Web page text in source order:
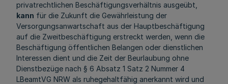
privatrechtlichen Beschäftigungsverhältnis ausgeübt,
kann für die Zukunft die Gewährleistung der
Versorgungsanwartschaft aus der Hauptbeschäftigung
auf die Zweitbeschäftigung erstreckt werden, wenn die
Beschäftigung öffentlichen Belangen oder dienstlichen
Interessen dient und die Zeit der Beurlaubung ohne
Dienstbezüge nach § 6 Absatz 1 Satz 2 Nummer 4
LBeamtVG NRW als ruhegehaltfähig anerkannt wird und